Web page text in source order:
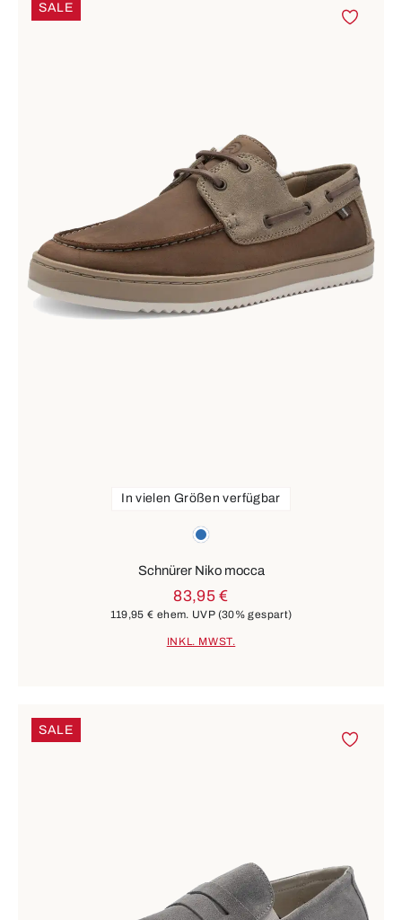
SALE
blau
In vielen Größen verfügbar
Schnürer Niko mocca
83,95 €
119,95 € ehem. UVP (30% gespart)
INKL. MWST.
SALE